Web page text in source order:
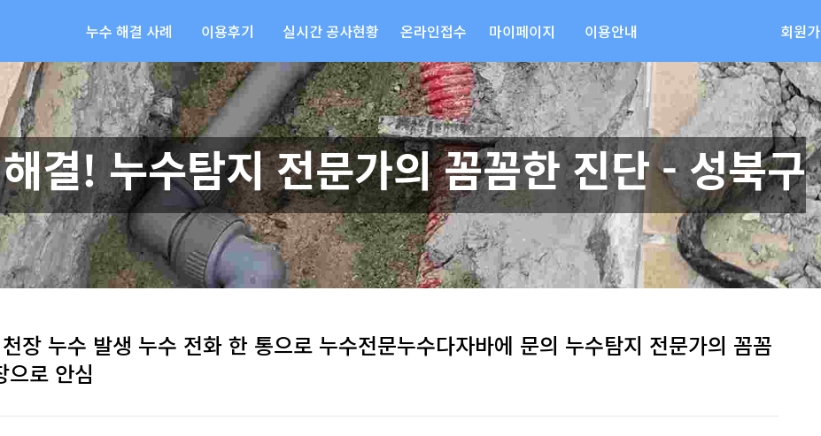
누수 해결 사례 이용후기 실시간 공사현황 온라인접수 마이페이지 이용안내 회원
결! 누수탐지 전문가의 꼼꼼한 진단 - 성북구
장 누수 발생 누수 전화 한 통으로 누수전문누수다자바에 문의 누수탐지 전문가의 꼼꼼
로 안심